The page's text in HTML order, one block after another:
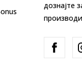
дознајте